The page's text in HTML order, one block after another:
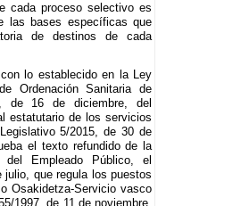
cada proceso selectivo es
las bases específicas que
de destinos de cada
lo establecido en la Ley
Ordenación Sanitaria de
de 16 de diciembre, del
estatutario de los servicios
5/2015, de 30 de
el texto refundido de la
Empleado Público, el
julio, que regula los puestos
Osakidetza-Servicio vasco
1997, de 11 de noviembre,